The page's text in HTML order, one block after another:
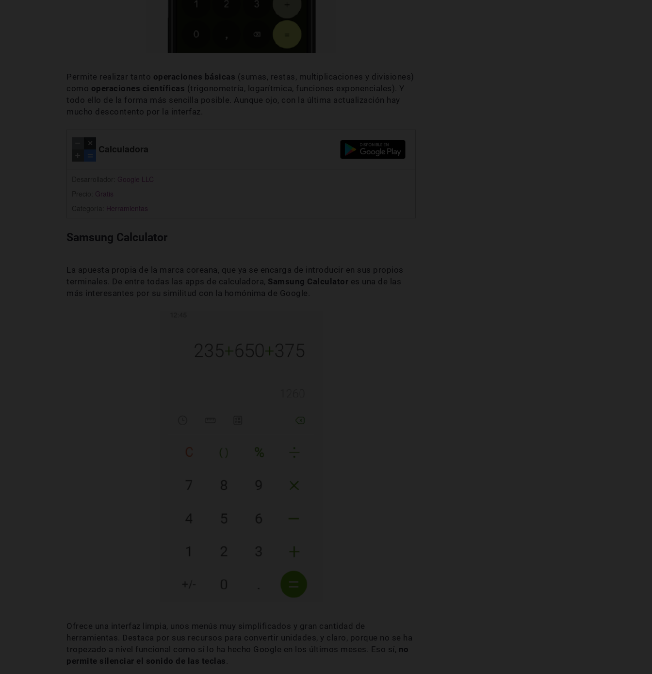
Permite realizar tanto operaciones básicas (sumas, restas, multiplicaciones y divisiones)
como operaciones científicas (trigonometría, logarítmica, funciones exponenciales). Y
todo ello de la forma más sencilla posible. Aunque ojo, con la última actualización hay
mucho descontento por la interfaz.
Calculadora
Google LLC
Gratis
Herramientas
Samsung Calculator
La apuesta propia de la marca coreana, que ya se encarga de introducir en sus propios
terminales. De entre todas las apps de calculadora, Samsung Calculator es una de las
más interesantes por su similitud con la homónima de Google.
Ofrece una interfaz limpia, unos menús muy simplificados y gran cantidad de
herramientas. Destaca por sus recursos para convertir unidades, y claro, porque no se ha
tropezado a nivel funcional como sí lo ha hecho Google en los últimos meses. Eso sí, no
permite silenciar el sonido de las teclas